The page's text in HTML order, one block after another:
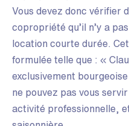
Vous devez donc vérifier
copropriété qu’il n’y a
location courte durée.
formulée telle que : «
exclusivement
ne pouvez pas vous
activité professionnelle,